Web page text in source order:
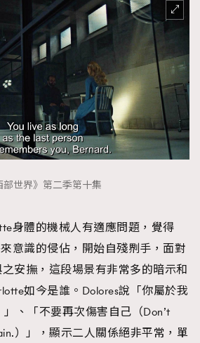
部世界》第二季第十集
身體的機械人有適應問題，覺得
意識的侵佔，開始自殘𠝹手，面對
安撫，這段場景有非常多的暗示和
如今是誰。Dolores說「你屬於我
」、「不要再次傷害自己（Don’t
）」，顯示二人關係絕非平常，單